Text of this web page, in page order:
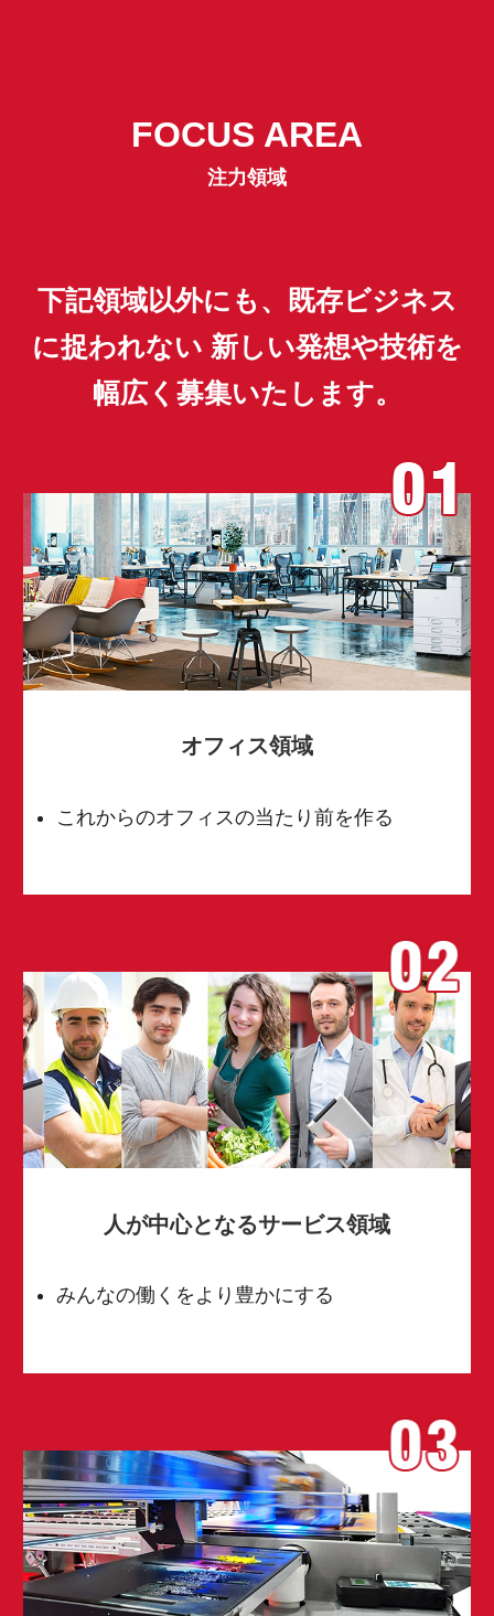
FOCUS AREA
FOCUS AREA
注力領域
注力領域
下記領域以外にも、既存ビジネス
に捉われない 新しい発想や技術を
幅広く募集いたします。
オフィス領域
これからのオフィスの当たり前を作る
人が中心となるサービス領域
みんなの働くをより豊かにする